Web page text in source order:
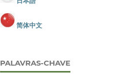
简体中文
PALAVRAS-CHAVE